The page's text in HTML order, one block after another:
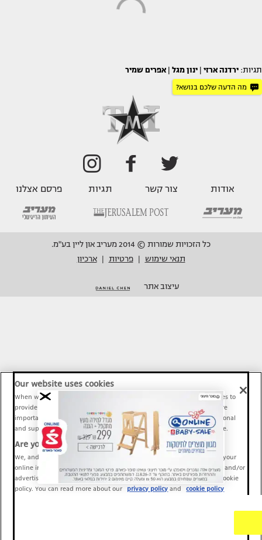
תגיות: ירדנה ארזי ינון מגל אפרים שמיר
מה הדעה שלכם בנושא?
אודות צור קשר תגיות פרסם אצלנו
כל הזכויות שמורות © 2014 מעריב און ליין בע"מ.
תנאי שימוש
פרטיות ארכיון
עיצוב אתר
Our website uses cookies
When we provide Maariv, TMI and Sport1 content online, we use cookies to
provide social media features and to analyze our traffic. These tools are
important and necessary for our website functionality. Others are optional
and support Maariv, TMI and Sport1 activity and your online experience.
Are you happy to accept cookies?
We, and our partners, use information about your use of our site and your
online interactions to improve our services and to personalize content and/or
advertising for you. You can read more about our privacy policy and cookie
policy. You can read more about our
privacy policy and cookie policy